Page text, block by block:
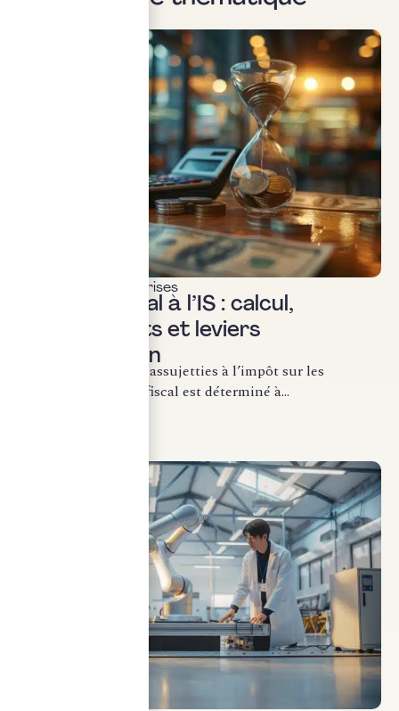
Fiscalité des entreprises
Résultat fiscal à l’IS : calcul,
retraitements et leviers
d’optimisation
Pour les entreprises assujetties à l’impôt sur les
sociétés, le résultat fiscal est déterminé à...